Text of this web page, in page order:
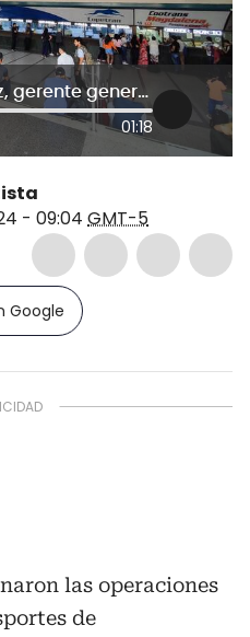
Jaime José Pérez, gerente general de la Terminal de Transportes de Bucaramanga
01:18
- 09:04 GMT-5
Google
las operaciones
de